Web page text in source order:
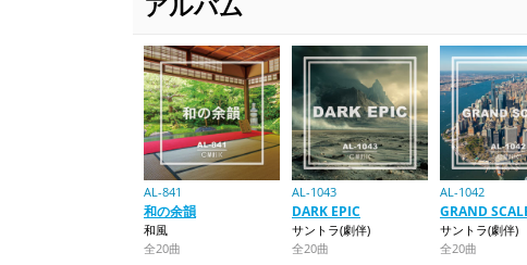
AL-841
和の余韻
和風
全20曲
AL-1043
DARK EPIC
サントラ(劇伴)
全20曲
AL-1042
GRAND
サントラ(劇伴)
全20曲